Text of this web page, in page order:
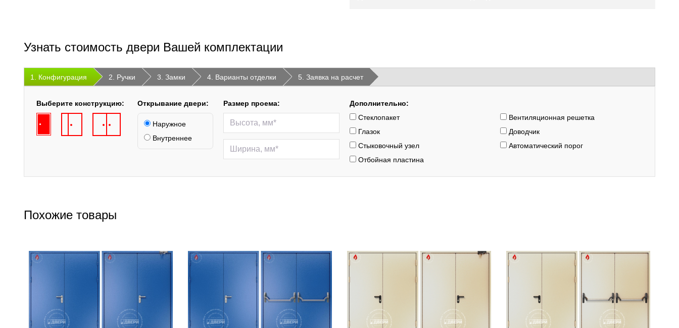
Узнать стоимость двери Вашей комплектации
1. Конфигурация 2. Ручки 3. Замки 4. Варианты отделки 5. Заявка на расчет
Выберите конструкцию: Открывание двери:
Наружное
Внутреннее
Размер проема:
Дополнительно:
Стеклопакет
Вентиляционная решетка
Глазок
Доводчик
Стыковочный узел
Автоматический порог
Отбойная пластина
Похожие товары